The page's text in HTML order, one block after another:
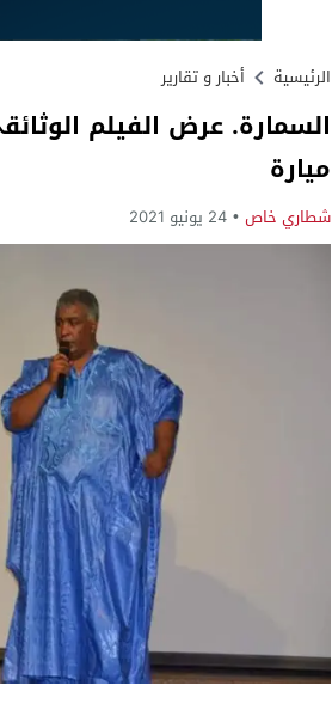
الرئيسية أخبار و تقارير
السمارة. عرض الفيلم
ميارة
شطاري خاص 24 يونيو 2021